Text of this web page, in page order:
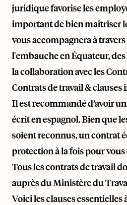
juridique favorise les
important de bien maîtriser
vous accompagnera à
l'embauche en Équateur,
la collaboration avec les
Contrats de travail & clauses
Il est recommandé d’avoir
écrit en espagnol. Bien que
soient reconnus, un contrat
protection à la fois pour
Tous les contrats de travail
auprès du Ministère du
Voici les clauses essentielles